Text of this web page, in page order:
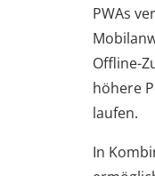
PWAs
Offline-
höhere
laufen.
In